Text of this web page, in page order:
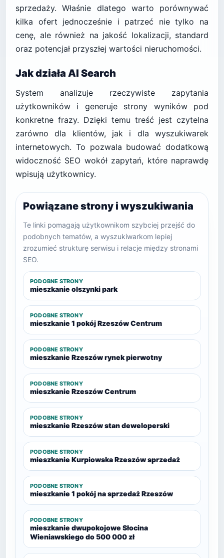
sprzedaży. Właśnie dlatego warto porównywać
kilka ofert jednocześnie i patrzeć nie tylko na
cenę, ale również na jakość lokalizacji, standard
oraz potencjał przyszłej wartości nieruchomości.
Jak działa AI Search
System analizuje rzeczywiste zapytania
użytkowników i generuje strony wyników pod
konkretne frazy. Dzięki temu treść jest czytelna
zarówno dla klientów, jak i dla wyszukiwarek
internetowych. To pozwala budować dodatkową
widoczność SEO wokół zapytań, które naprawdę
wpisują użytkownicy.
Powiązane strony i wyszukiwania
Te linki pomagają użytkownikom szybciej przejść do
podobnych tematów, a wyszukiwarkom lepiej
zrozumieć strukturę serwisu i relacje między stronami
SEO.
PODOBNE STRONY
mieszkanie olszynki park
PODOBNE STRONY
mieszkanie 1 pokój Rzeszów Centrum
PODOBNE STRONY
mieszkanie Rzeszów rynek pierwotny
PODOBNE STRONY
mieszkanie Rzeszów Centrum
PODOBNE STRONY
mieszkanie Rzeszów stan deweloperski
PODOBNE STRONY
mieszkanie Kurpiowska Rzeszów sprzedaż
PODOBNE STRONY
mieszkanie 1 pokój na sprzedaż Rzeszów
PODOBNE STRONY
mieszkanie dwupokojowe Słocina
Wieniawskiego do 500 000 zł